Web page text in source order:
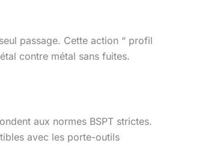
passage. Cette action “ profil
contre métal sans fuites.
aux normes BSPT strictes.
avec les porte-outils